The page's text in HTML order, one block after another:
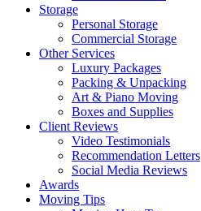
Storage
Personal Storage
Commercial Storage
Other Services
Luxury Packages
Packing & Unpacking
Art & Piano Moving
Boxes and Supplies
Client Reviews
Video Testimonials
Recommendation Letters
Social Media Reviews
Awards
Moving Tips